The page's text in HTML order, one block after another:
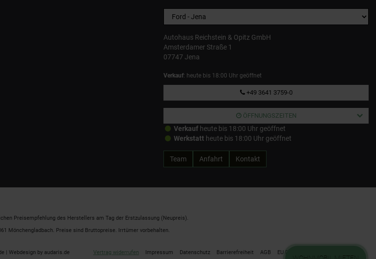
Autohaus Reichstein & Opitz GmbH
Amsterdamer Straße 1
07747 Jena
Verkauf: heute bis 18:00 Uhr geöffnet
+49 3641 3759-0
ÖFFNUNGSZEITEN
Verkauf heute bis 18:00 Uhr geöffnet
Werkstatt heute bis 18:00 Uhr geöffnet
Team Anfahrt Kontakt
Preisempfehlung des Herstellers am Tag der Erstzulassung (Neupreis).
Mönchengladbach. Preise sind Bruttopreise. Irrtümer vorbehalten.
Vertrag widerrufen Impressum Datenschutz Barrierefreiheit AGB EU Data Act
| Webdesign by audaris.de